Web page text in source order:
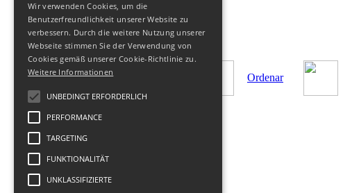
Ordenar
© 2011- 2026Tours a Georgia
Wir verwenden Cookies, um die
Benutzerfreundlichkeit unserer Website zu
verbessern. Durch die weitere Nutzung unserer
Webseite stimmen Sie der Verwendung von
Cookies gemäß unserer Cookie-Richtlinie zu.
Weitere Informationen
UNBEDINGT ERFORDERLICH
PERFORMANCE
TARGETING
FUNKTIONALITÄT
UNKLASSIFIZIERTE